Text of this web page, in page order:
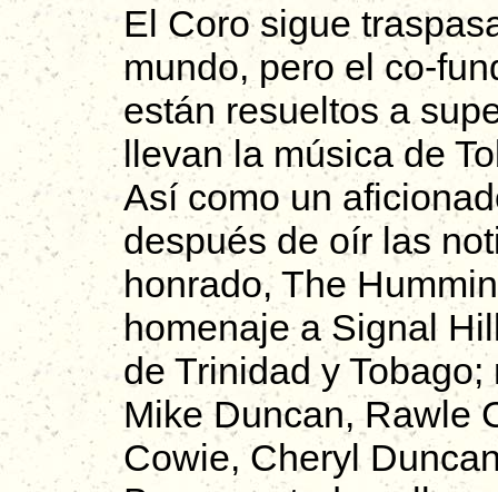
El Coro sigue
mundo, pero el co-
están resueltos a
llevan la música de
Así como un
después de oír las
honrado, The
homenaje a Signal
de Trinidad y
Mike Duncan, Rawle
Cowie, Cheryl